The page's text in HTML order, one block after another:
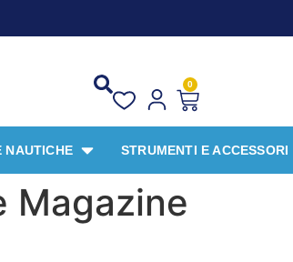
0
NAUTICHE STRUMENTI E ACCESSORI
Magazine